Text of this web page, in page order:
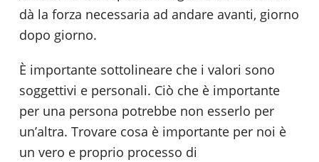
dà la forza necessaria ad andare avanti, giorno
dopo giorno.
È importante sottolineare che i valori sono
soggettivi e personali. Ciò che è importante
per una persona potrebbe non esserlo per
un’altra. Trovare cosa è importante per noi è
un vero e proprio processo di